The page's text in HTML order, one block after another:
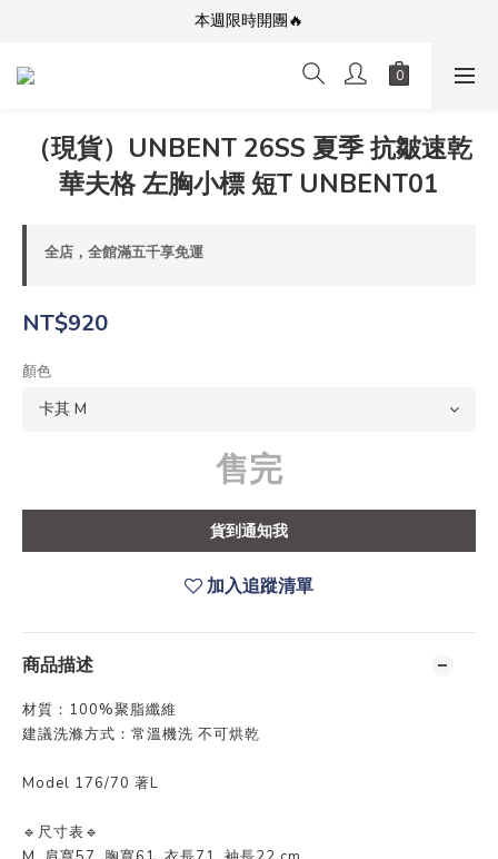
「平價潮流，舒適無極限」Unisex服飾首選品牌
本週限時開團🔥
全館滿$5000免運！加入會員享更多優惠及折扣
（現貨）UNBENT 26SS 夏季 抗皺速乾
華夫格 左胸小標 短T UNBENT01
全店，全館滿五千享免運
NT$920
顏色
售完
貨到通知我
加入追蹤清單
商品描述
材質：100%聚脂纖維
建議洗滌方式：常溫機洗 不可烘乾
Model 176/70 著L
🔹尺寸表🔹